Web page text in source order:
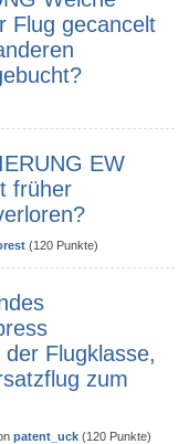
Flug gecancelt
EW
früher
(120 Punkte)
Flugklasse,
zum
patent_uck (120 Punkte)